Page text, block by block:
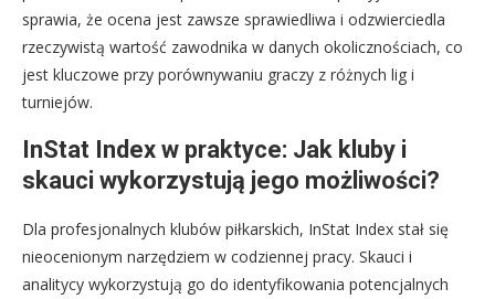
sprawia, że ocena jest zawsze sprawiedliwa i odzwierciedla
rzeczywistą wartość zawodnika w danych okolicznościach, co
jest kluczowe przy porównywaniu graczy z różnych lig i
turniejów.
InStat Index w praktyce: Jak kluby i
skauci wykorzystują jego możliwości?
Dla profesjonalnych klubów piłkarskich, InStat Index stał się
nieocenionym narzędziem w codziennej pracy. Skauci i
analitycy wykorzystują go do identyfikowania potencjalnych